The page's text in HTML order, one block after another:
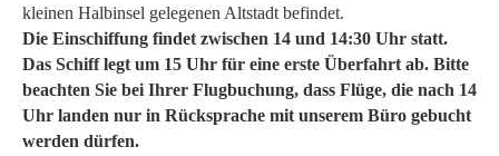
kleinen Halbinsel gelegenen Altstadt befindet.
Die Einschiffung findet zwischen 14 und 14:30 Uhr statt.
Das Schiff legt um 15 Uhr für eine erste Überfahrt ab. Bitte
beachten Sie bei Ihrer Flugbuchung, dass Flüge, die nach 14
Uhr landen nur in Rücksprache mit unserem Büro gebucht
werden dürfen.